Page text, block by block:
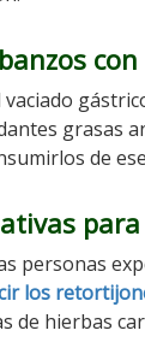
grasas
de
personas
los
de hierbas